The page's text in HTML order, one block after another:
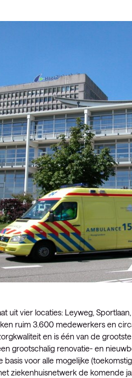
uit vier locaties: Leyweg,
ruim 3.600 medewerkers en
en is één van de
grootschalig renovatie- en
voor alle mogelijke
ziekenhuisnetwerk de komende